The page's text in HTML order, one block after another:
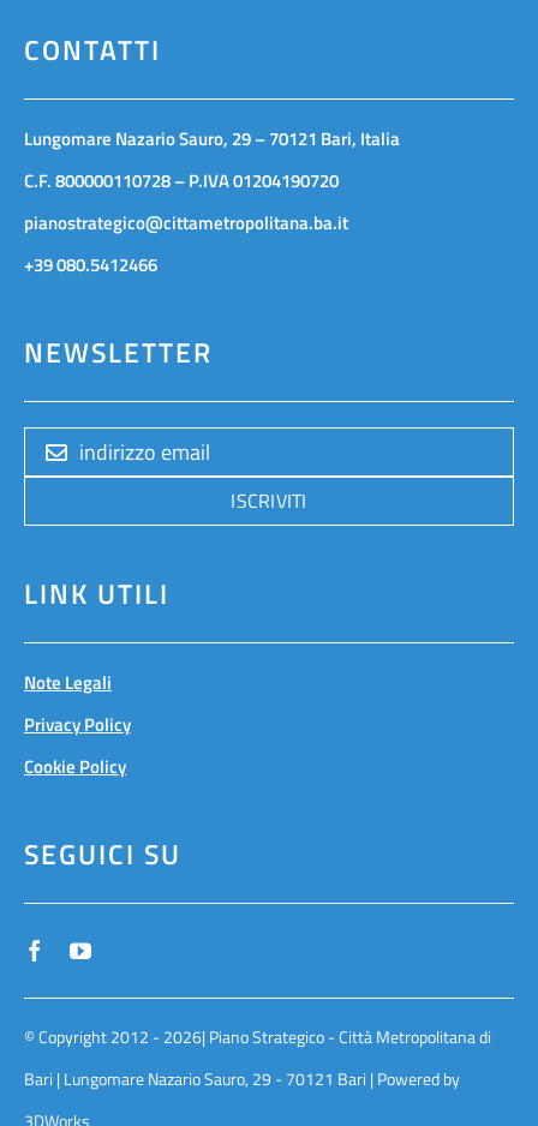
CONTATTI
Lungomare Nazario Sauro, 29 – 70121 Bari, Italia
C.F. 800000110728 – P.IVA 01204190720
pianostrategico@cittametropolitana.ba.it
+39 080.5412466
NEWSLETTER
ISCRIVITI
LINK UTILI
Note Legali
Privacy Policy
Cookie Policy
SEGUICI SU
© Copyright 2012 - 2026| Piano Strategico - Città Metropolitana di
Bari | Lungomare Nazario Sauro, 29 - 70121 Bari | Powered by
3DWorks